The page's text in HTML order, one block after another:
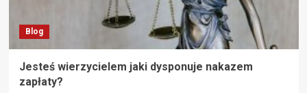
Blog
Jesteś wierzycielem jaki dysponuje nakazem
zapłaty?